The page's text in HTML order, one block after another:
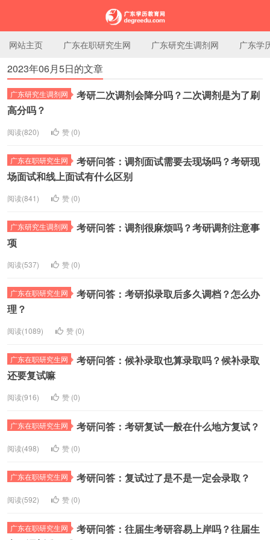
广东学历教育网
网站主页 广东在职研究生网 广东研究生调剂网 广东学
2023年06月5日的文章
广东研究生调剂网
考研二次调剂会降分吗？二次调剂是为了刷
高分吗？
阅读(820) 赞 (0)
广东在职研究生网
考研问答：调剂面试需要去现场吗？考研现
场面试和线上面试有什么区别
阅读(841) 赞 (0)
广东研究生调剂网
考研问答：调剂很麻烦吗？考研调剂注意事
项
阅读(537) 赞 (0)
广东在职研究生网
考研问答：考研拟录取后多久调档？怎么办
理？
阅读(1089) 赞 (0)
广东在职研究生网
考研问答：候补录取也算录取吗？候补录取
还要复试嘛
阅读(916) 赞 (0)
广东在职研究生网 考研问答：考研复试一般在什么地方复试？
阅读(498) 赞 (0)
广东在职研究生网 考研问答：复试过了是不是一定会录取？
阅读(592) 赞 (0)
广东在职研究生网
考研问答：往届生考研容易上岸吗？往届生